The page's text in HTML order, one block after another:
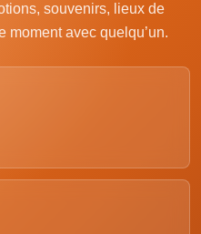
souvenirs, lieux de
moment avec quelqu’un.